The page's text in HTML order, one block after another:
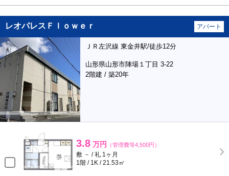
レオパレスＦｌｏｗｅｒ アパート
ＪＲ左沢線 東金井駅/徒歩12分
山形県山形市陣場１丁目 3-22
2階建 / 築20年
3.8 万円 （管理費等4,500円）
敷 － / 礼 1ヶ月
1階 / 1K / 21.53㎡